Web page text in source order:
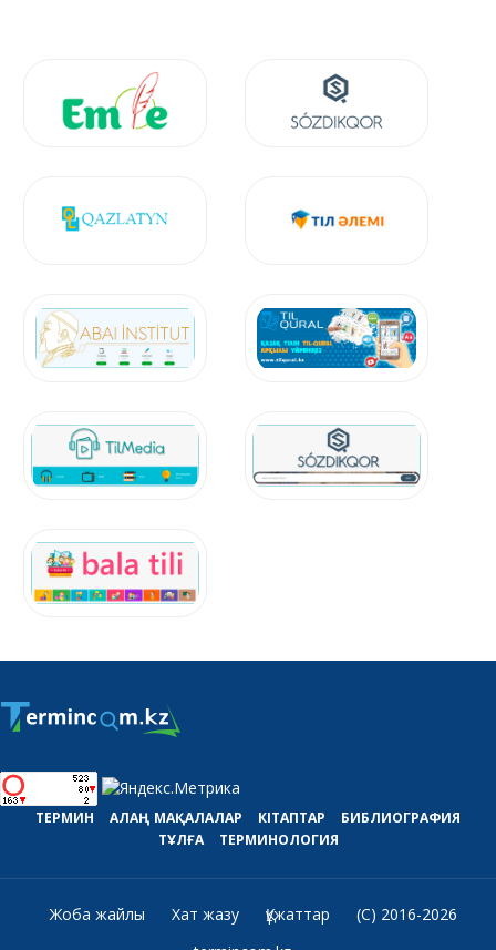
ТЕРМИН АЛАҢ МАҚАЛАЛАР КІТАПТАР
БИБЛИОГРАФИЯ
ТҰЛҒА
ТЕРМИНОЛОГИЯ
Жоба жайлы Хат жазу Құжаттар
(C) 2016-2026